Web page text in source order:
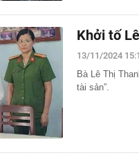
Khởi tố
13/11/2024
Bà Lê Thị
tài sản”.